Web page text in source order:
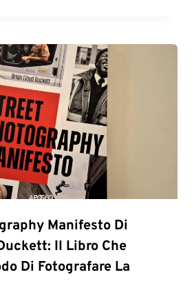
Manifesto Di
Il Libro Che
Di Fotografare La